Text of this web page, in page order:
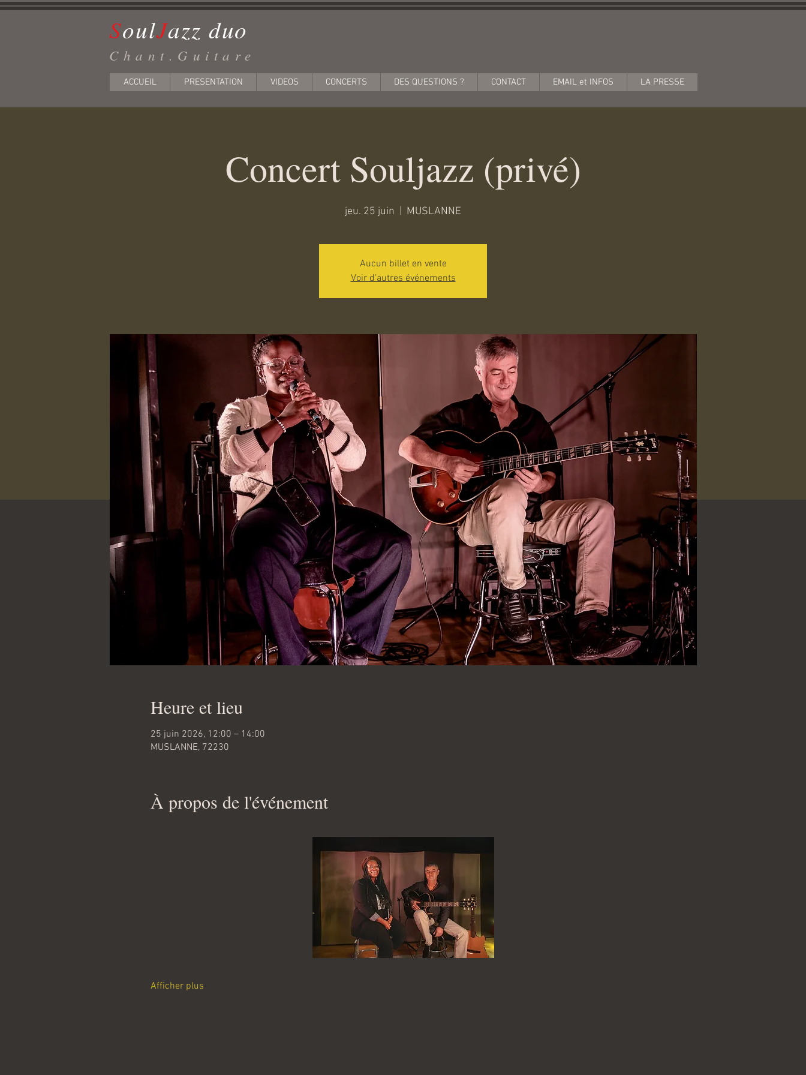
SoulJazz duo
Chant.Guitare
ACCUEIL PRESENTATION VIDEOS CONCERTS DES QUESTIONS ? CONTACT EMAIL et INFOS LA PRESSE
Concert Souljazz (privé)
jeu. 25 juin MUSLANNE
Aucun billet en vente
Voir d'autres événements
Heure et lieu
25 juin 2026, 12:00 – 14:00
MUSLANNE, 72230
À propos de l'événement
Afficher plus